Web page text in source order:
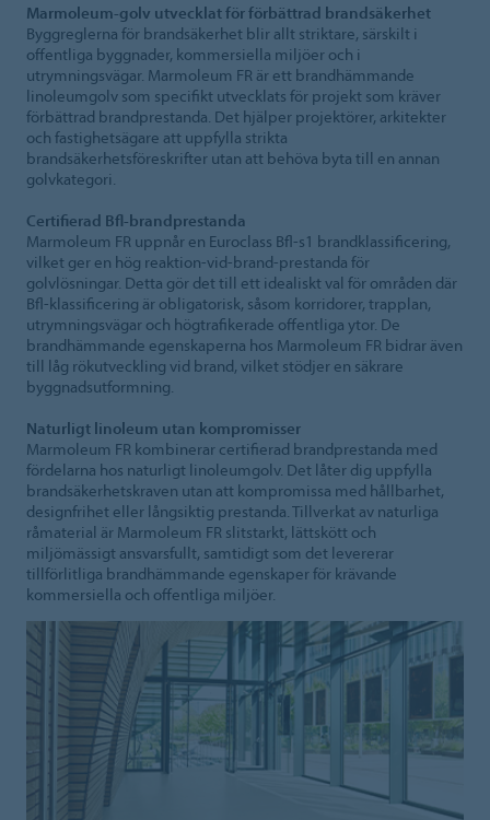
Marmoleum-golv utvecklat för förbättrad brandsäkerhet
Byggreglerna för brandsäkerhet blir allt striktare, särskilt i
offentliga byggnader, kommersiella miljöer och i
utrymningsvägar. Marmoleum FR är ett brandhämmande
linoleumgolv som specifikt utvecklats för projekt som kräver
förbättrad brandprestanda. Det hjälper projektörer, arkitekter
och fastighetsägare att uppfylla strikta
brandsäkerhetsföreskrifter utan att behöva byta till en annan
golvkategori.
Certifierad Bfl-brandprestanda
Marmoleum FR uppnår en Euroclass Bfl-s1 brandklassificering,
vilket ger en hög reaktion-vid-brand-prestanda för
golvlösningar. Detta gör det till ett idealiskt val för områden där
Bfl-klassificering är obligatorisk, såsom korridorer, trapplan,
utrymningsvägar och högtrafikerade offentliga ytor. De
brandhämmande egenskaperna hos Marmoleum FR bidrar även
till låg rökutveckling vid brand, vilket stödjer en säkrare
byggnadsutformning.
Naturligt linoleum utan kompromisser
Marmoleum FR kombinerar certifierad brandprestanda med
fördelarna hos naturligt linoleumgolv. Det låter dig uppfylla
brandsäkerhetskraven utan att kompromissa med hållbarhet,
designfrihet eller långsiktig prestanda. Tillverkat av naturliga
råmaterial är Marmoleum FR slitstarkt, lättskött och
miljömässigt ansvarsfullt, samtidigt som det levererar
tillförlitliga brandhämmande egenskaper för krävande
kommersiella och offentliga miljöer.